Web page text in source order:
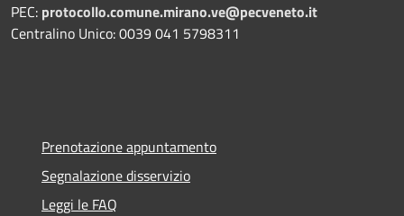
PEC: protocollo.comune.mirano.ve@pecveneto.it
Centralino Unico: 0039 041 5798311
Prenotazione appuntamento
Segnalazione disservizio
Leggi le FAQ